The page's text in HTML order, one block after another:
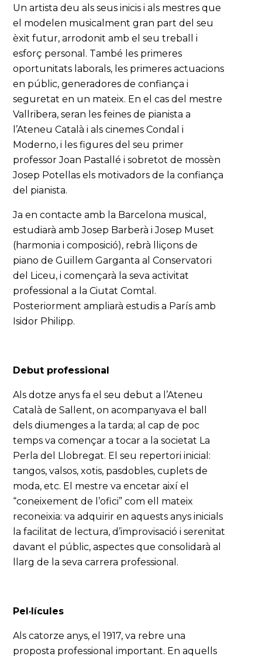
Un artista deu als seus inicis i als mestres que
el modelen musicalment gran part del seu
èxit futur, arrodonit amb el seu treball i
esforç personal. També les primeres
oportunitats laborals, les primeres actuacions
en públic, generadores de confiança i
seguretat en un mateix. En el cas del mestre
Vallribera, seran les feines de pianista a
l’Ateneu Català i als cinemes Condal i
Moderno, i les figures del seu primer
professor Joan Pastallé i sobretot de mossèn
Josep Potellas els motivadors de la confiança
del pianista.
Ja en contacte amb la Barcelona musical,
estudiarà amb Josep Barberà i Josep Muset
(harmonia i composició), rebrà lliçons de
piano de Guillem Garganta al Conservatori
del Liceu, i començarà la seva activitat
professional a la Ciutat Comtal.
Posteriorment ampliarà estudis a París amb
Isidor Philipp.
Debut professional
Als dotze anys fa el seu debut a l’Ateneu
Català de Sallent, on acompanyava el ball
dels diumenges a la tarda; al cap de poc
temps va començar a tocar a la societat La
Perla del Llobregat. El seu repertori inicial:
tangos, valsos, xotis, pasdobles, cuplets de
moda, etc. El mestre va encetar així el
“coneixement de l’ofici” com ell mateix
reconeixia: va adquirir en aquests anys inicials
la facilitat de lectura, d’improvisació i serenitat
davant el públic, aspectes que consolidarà al
llarg de la seva carrera professional.
Pel·lícules
Als catorze anys, el 1917, va rebre una
proposta professional important. En aquells